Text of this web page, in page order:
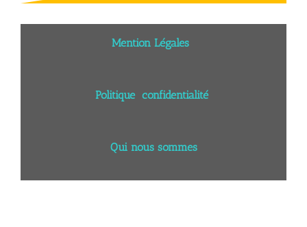
Mention Légales
Politique confidentialité
Qui nous sommes